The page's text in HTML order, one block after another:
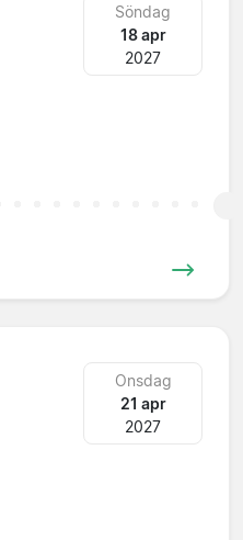
Söndag
18 apr
2027
Onsdag
21 apr
2027